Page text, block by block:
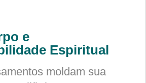
e
Espiritual
moldam sua